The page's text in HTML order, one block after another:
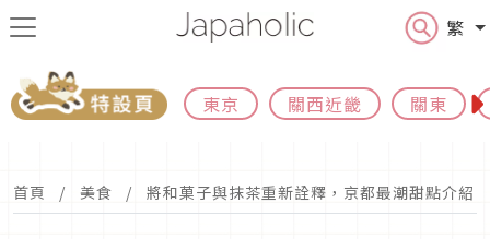
繁
東京 關西近畿 關東
首頁 美食 將和菓子與抹茶重新詮釋，京都最潮甜點介紹